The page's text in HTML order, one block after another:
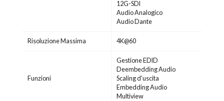
12G-SDI
Audio Analogico
Audio Dante
Risoluzione Massima 4K@60
Funzioni
Gestione EDID
Deembedding Audio
Scaling d'uscita
Embedding Audio
Multiview